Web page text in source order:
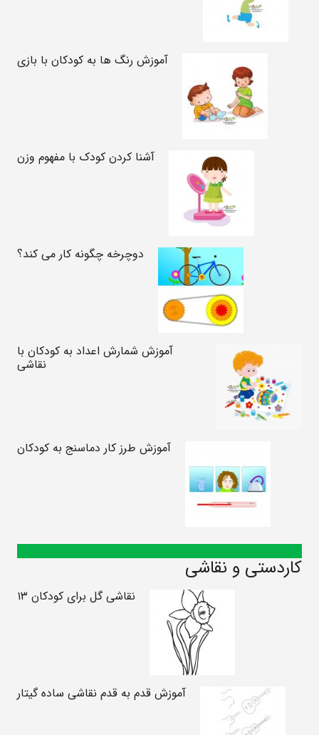
آموزش رنگ ها به کودکان با بازی
آشنا کردن کودک با مفهوم وزن
دوچرخه چگونه کار می کند؟
آموزش شمارش اعداد به کودکان با
نقاشی
آموزش طرز کار دماسنج به کودکان
کاردستی و نقاشی
نقاشی گل برای کودکان ۱۳
آموزش قدم به قدم نقاشی ساده گیتار